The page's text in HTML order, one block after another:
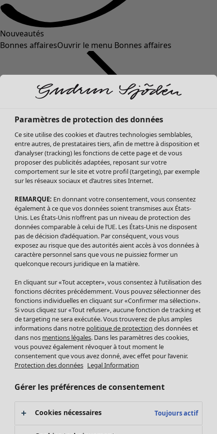
Nouveautés
Bonnes affairesOuvrir le menu Bonnes affaires
Soldes Vêtements
Tous les vêtements
Robes
Tuniques
Blouses
Tops
Gilets
Pantalon
Jupes
Leggings et collants
Accessoires
Chaussures
Vêtements de bain
Basics
Soldes Mobilier
Bonnes affaires déco
Décoration
Textiles
Tapis
Éponge
Paramètres de protection des données
Ce site utilise des cookies et d’autres technologies semblables,
entre autres, de prestataires tiers, afin de mettre à disposition et
d’analyser (tracking) les fonctions de cette page et de vous
proposer des publicités adaptées, reposant sur votre
comportement sur le site et votre profil (targeting), par exemple
sur les réseaux sociaux et d’autres sites Internet.
REMARQUE: En donnant votre consentement, vous consentez
également à ce que vos données soient transmises aux États-
Unis. Les États-Unis n’offrent pas un niveau de protection des
données comparable à celui de l’UE. Les États-Unis ne disposent
pas de décision d’adéquation. Par conséquent, vous vous
exposez au risque que des autorités aient accès à vos données à
caractère personnel sans que vous ne puissiez former un
quelconque recours juridique en la matière.
En cliquant sur «Tout accepter», vous consentez à l’utilisation des
fonctions décrites précédemment. Vous pouvez sélectionner des
fonctions individuelles en cliquant sur «Confirmer ma sélection».
Si vous cliquez sur «Tout refuser», aucune fonction de tracking et
de targeting ne sera exécutée. Vous trouverez de plus amples
informations dans notre politique de protection des données et
dans nos mentions légales. Dans les paramètres des cookies,
vous pouvez également révoquer à tout moment le
consentement que vous avez donné, avec effet pour l’avenir.
Protection des données Legal Information
Gérer les préférences de consentement
Cookies nécessaires Toujours actif